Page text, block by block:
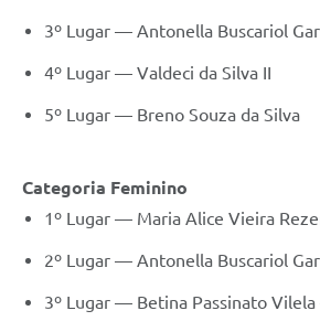
3º Lugar — Antonella Buscariol
4º Lugar — Valdeci da Silva II
5º Lugar — Breno Souza da Silva
Categoria Feminino
1º Lugar — Maria Alice Vieira
2º Lugar — Antonella Buscariol
3º Lugar — Betina Passinato